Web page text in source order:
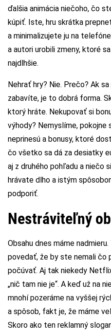
ďalšia animácia niečoho, čo
kúpiť. Iste, hru skrátka
a minimalizujete ju na
a autori urobili zmeny, ktoré
najdlhšie.
Nehrať hry? Nie. Prečo? Ak
zabavíte, je to dobrá forma.
ktorý hráte. Nekupovať si
výhody? Nemyslíme, pokojne
neprinesú a bonusy, ktoré
čo všetko sa dá za desiatky
aj z druhého pohľadu a niečo
hrávate dlho a istým
podporiť.
Nestráviteľný
Obsahu dnes máme
povedať, že by ste nemali
počúvať. Aj tak niekedy
„nič tam nie je“. A keď už na
mnohí pozeráme na vyššej
a spôsob, fakt je, že máme
Skoro ako ten reklamný